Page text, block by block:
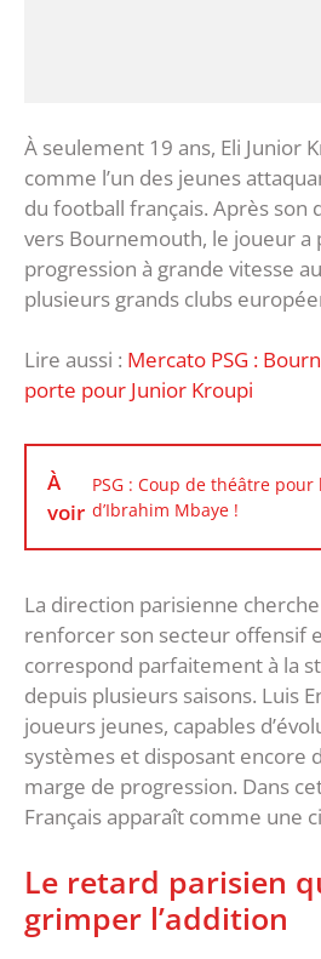
‎À seulement 19 ans, Eli Junior
comme l’un des jeunes
du football français. Après son
vers Bournemouth, le joueur a
progression à grande vitesse
plusieurs grands clubs
Lire aussi : Mercato PSG :
porte pour Junior Kroupi
À
voir
PSG : Coup de théâtre
d’Ibrahim Mbaye !
‎La direction parisienne
renforcer son secteur offensif
correspond parfaitement à la
depuis plusieurs saisons. Luis
joueurs jeunes, capables
systèmes et disposant encore
marge de progression. Dans
Français apparaît comme une
‎Le retard parisien
grimper l’addition